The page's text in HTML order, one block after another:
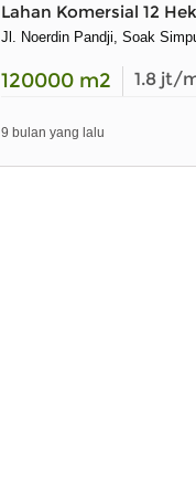
Lahan Komersial 12
Jl. Noerdin Pandji, Soak
120000 m2 1.8 jt/
9 bulan yang lalu